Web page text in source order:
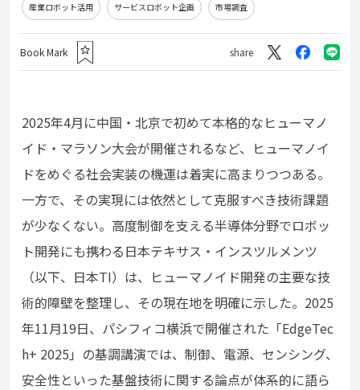
産業ロボット活用 サービスロボット企画 市場調査
Book Mark share
2025年4月に中国・北京で初めて本格的なヒューマノ
イド・マラソン大会が開催されるなど、ヒューマノイ
ドをめぐる社会実装の機運は着実に高まりつつある。
一方で、その実現には依然として克服すべき技術課題
が少なくない。高度制御を支える半導体分野でロボッ
ト開発にも携わる日本テキサス・インスツルメンツ
（以下、日本TI）は、ヒューマノイド開発の主要な技
術的障壁を整理し、その現在地を明確に示した。2025
年11月19日、パシフィコ横浜で開催された「EdgeTec
h+ 2025」の基調講演では、制御、電源、センシング、
安全性といった基盤技術に関する論点が体系的に語ら